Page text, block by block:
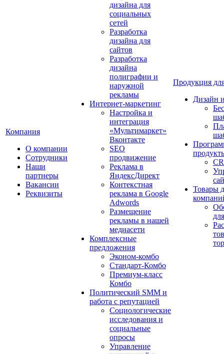
Компания
О компании
Сотрудники
Наши
партнеры
Вакансии
Реквизиты
дизайна для
социальных
сетей
Разработка
дизайна для
сайтов
Разработка
дизайна
полиграфии и
наружной
рекламы
Интернет-маркетинг
Настройка и
интеграция
«Мультимаркет»
Вконтакте
SEO
продвижение
Реклама в
ЯндексДирект
Контекстная
реклама в Google
Adwords
Размещение
рекламы в нашей
медиасети
Комплексные
предложения
Эконом-комбо
Стандарт-Комбо
Премиум-класс
Комбо
Политический SMM и
работа с репутацией
Социологические
исследования и
социальные
опросы
Управление
Продукция
Дизайн
Товары